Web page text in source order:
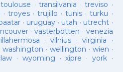
toulouse ·transilvania ·treviso ·
· troyes·trujillo ·tunis ·turku ·
· uruguay · utah · utrecht ·
· vasterbotten · venezia
·vilnius ·virginia ·
washington · wellington · wien ·
· wyoming ·xipre · york·